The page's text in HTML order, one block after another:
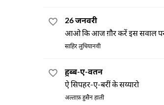
26 जनवरी
आओ कि आज ग़ौर करें इस सवाल
साहिर लुधियानवी
हुब्ब-ए-वतन
ऐ सिपहर-ए-बरीं के सय्यारो
अल्ताफ़ हुसैन हाली